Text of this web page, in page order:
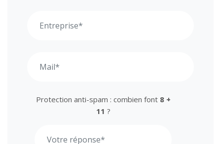
Protection anti-spam : combien font 8 +
11 ?